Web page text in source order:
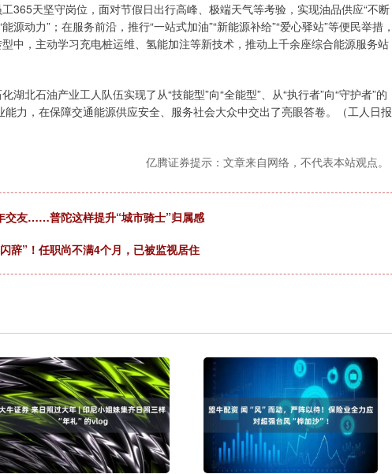
365天坚守岗位，面对节假日出行高峰、极端天气等考验，实现油品供应“不断
源动力”；在服务前沿，推行“一站式加油”“新能源补给”“爱心驿站”等便民举措，
中，主动学习充电桩运维、氢能加注等新技术，推动上千余座综合能源服务站
湖北石油产业工人队伍实现了从“技能型”向“全能型”、从“执行者”向“守护者”的
力，在保障交通能源供应安全、服务社会大众中交出了亮眼答卷。（工人日报
亿腾证券提示：文章来自网络，不代表本站观点。
交友……普陀这样提升“城市骑士”归属感
辞”！任职尚不满4个月，已被监视居住